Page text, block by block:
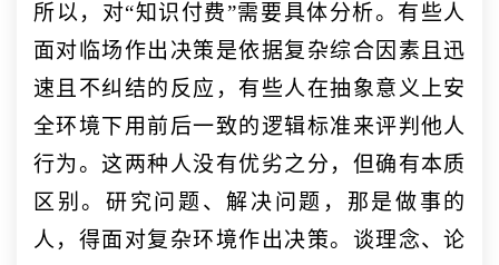
所以，对“知识付费”需要具体分析。有些人
面对临场作出决策是依据复杂综合因素且迅
速且不纠结的反应，有些人在抽象意义上安
全环境下用前后一致的逻辑标准来评判他人
行为。这两种人没有优劣之分，但确有本质
区别。研究问题、解决问题，那是做事的
人，得面对复杂环境作出决策。谈理念、论